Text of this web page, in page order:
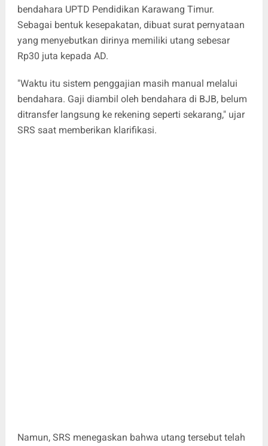
bendahara UPTD Pendidikan Karawang Timur.
Sebagai bentuk kesepakatan, dibuat surat pernyataan
yang menyebutkan dirinya memiliki utang sebesar
Rp30 juta kepada AD.
"Waktu itu sistem penggajian masih manual melalui
bendahara. Gaji diambil oleh bendahara di BJB, belum
ditransfer langsung ke rekening seperti sekarang," ujar
SRS saat memberikan klarifikasi.
Namun, SRS menegaskan bahwa utang tersebut telah